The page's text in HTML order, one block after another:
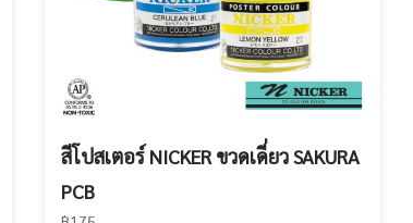
สีโปสเตอร์ NICKER ขวดเดี่ยว SAKURA
PCB